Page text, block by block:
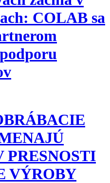
COLAB sa
PRESNOSTI
VÝROBY